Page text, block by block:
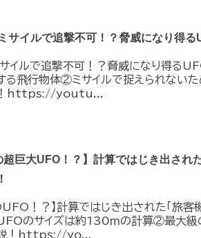
サイルで追撃不可！？脅威になり得る
サイルで追撃不可！？脅威になり得る
る飛行物体②ミサイルで捉えられない
！https://youtu...
超巨大UFO！？】計算ではじき出され
UFO！？】計算ではじき出された「旅客
のサイズは約130ｍの計算②最大
！https://yo...